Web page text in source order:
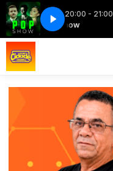
20:00 - 21:00
Pop Show